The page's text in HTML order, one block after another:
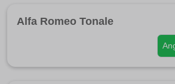
Alfa Romeo Tonale